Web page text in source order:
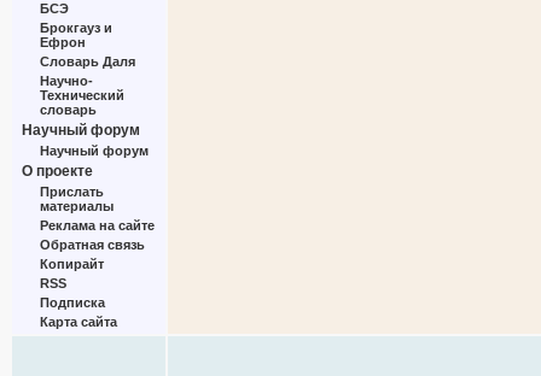
БСЭ
Брокгауз и
Ефрон
Словарь Даля
Научно-
Технический
словарь
Научный форум
Научный форум
О проекте
Прислать
материалы
Реклама на сайте
Обратная связь
Копирайт
RSS
Подписка
Карта сайта